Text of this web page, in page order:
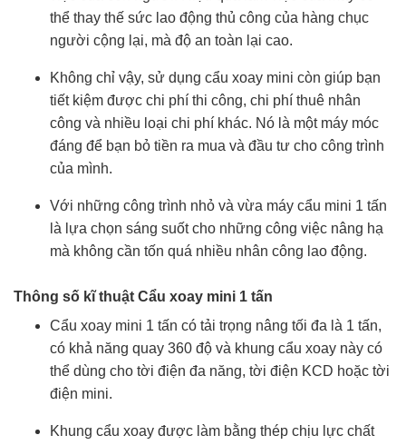
thể thay thế sức lao động thủ công của hàng chục
người cộng lại, mà độ an toàn lại cao.
Không chỉ vậy, sử dụng cẩu xoay mini còn giúp bạn
tiết kiệm được chi phí thi công, chi phí thuê nhân
công và nhiều loại chi phí khác. Nó là một máy móc
đáng để bạn bỏ tiền ra mua và đầu tư cho công trình
của mình.
Với những công trình nhỏ và vừa máy cẩu mini 1 tấn
là lựa chọn sáng suốt cho những công việc nâng hạ
mà không cần tốn quá nhiều nhân công lao động.
Thông số kĩ thuật Cẩu xoay mini 1 tấn
Cẩu xoay mini 1 tấn có tải trọng nâng tối đa là 1 tấn,
có khả năng quay 360 độ và khung cẩu xoay này có
thể dùng cho tời điện đa năng, tời điện KCD hoặc tời
điện mini.
Khung cẩu xoay được làm bằng thép chịu lực chất